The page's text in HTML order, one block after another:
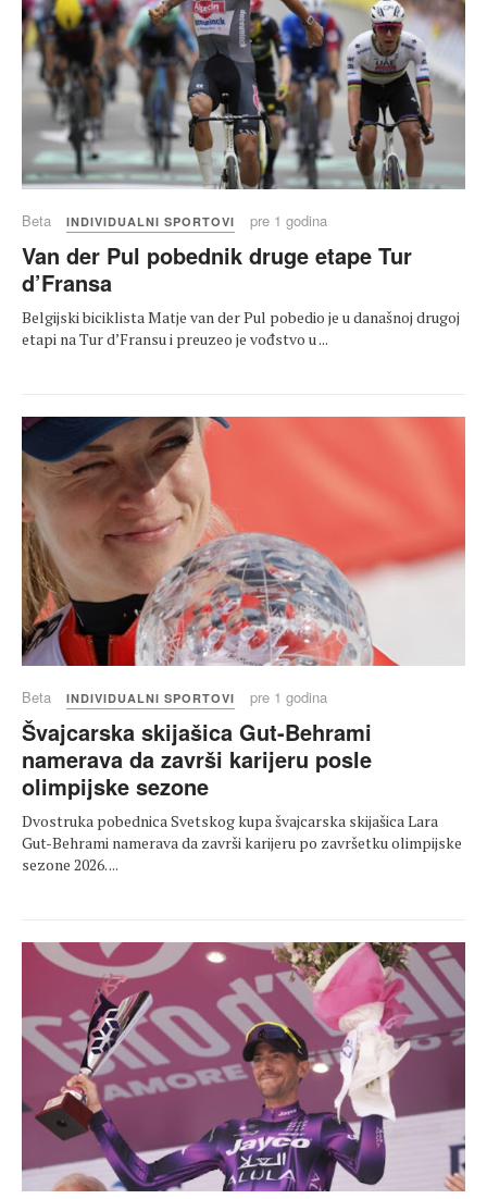
Beta INDIVIDUALNI SPORTOVI pre 1 godina
Van der Pul pobednik druge etape Tur
d’Fransa
Belgijski biciklista Matje van der Pul pobedio je u današnoj drugoj
etapi na Tur d’Fransu i preuzeo je vođstvo u ...
Beta INDIVIDUALNI SPORTOVI pre 1 godina
Švajcarska skijašica Gut-Behrami
namerava da završi karijeru posle
olimpijske sezone
Dvostruka pobednica Svetskog kupa švajcarska skijašica Lara
Gut-Behrami namerava da završi karijeru po završetku olimpijske
sezone 2026. ...